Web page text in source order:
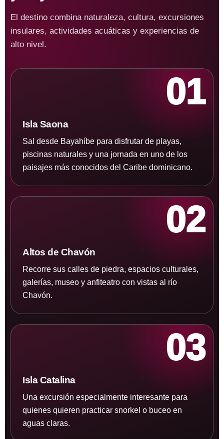
El destino combina naturaleza, cultura, excursiones
insulares, actividades acuáticas y experiencias de
alto nivel.
01
Isla Saona
Sal desde Bayahíbe para disfrutar de playas,
piscinas naturales y una jornada en uno de los
paisajes más conocidos del Caribe dominicano.
02
Altos de Chavón
Recorre sus calles de piedra, espacios culturales,
galerías, museo y anfiteatro con vistas al río
Chavón.
03
Isla Catalina
Una excursión especialmente interesante para
quienes quieren practicar snorkel o buceo en
aguas claras.